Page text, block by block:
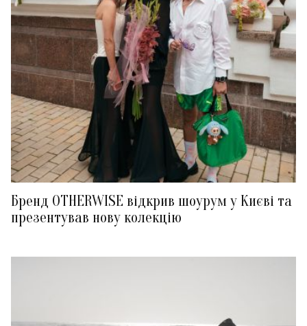
Бренд OTHERWISE відкрив шоурум у Києві та
презентував нову колекцію